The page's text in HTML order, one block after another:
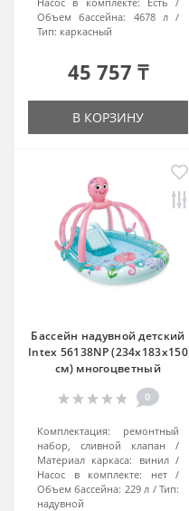
Объем бассейна:
4678 л
Тип: каркасный
45 757 ₸
В КОРЗИНУ
Бассейн надувной детский
Intex 56138NP (234х183х150
см) многоцветный
0
Комплектация:
ремонтный
набор, сливной клапан
Материал каркаса:
винил
Насос в комплекте:
нет
Объем бассейна: 229 л
Тип:
надувной